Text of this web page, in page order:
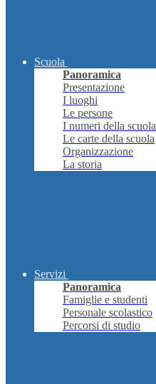
Scuola
Panoramica
Presentazione
I luoghi
Le persone
I numeri della scuola
Le carte della scuola
Organizzazione
La storia
Servizi
Panoramica
Famiglie e studenti
Personale scolastico
Percorsi di studio